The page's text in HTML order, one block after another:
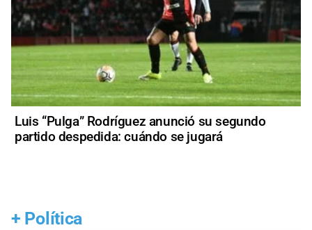
Luis “Pulga” Rodríguez anunció su segundo
partido despedida: cuándo se jugará
+ Política